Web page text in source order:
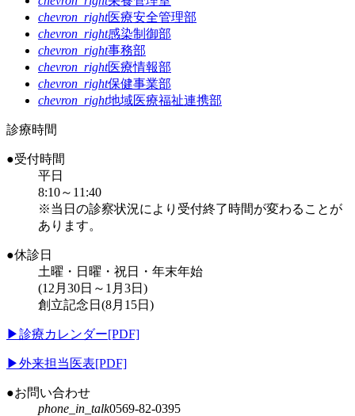
chevron_right医療安全管理部
chevron_right感染制御部
chevron_right事務部
chevron_right医療情報部
chevron_right保健事業部
chevron_right地域医療福祉連携部
診療時間
●受付時間
平日
8:10～11:40
※当日の診察状況により受付終了時間が変わることが
あります。
●休診日
土曜・日曜・祝日・年末年始
(12月30日～1月3日)
創立記念日(8月15日)
▶診療カレンダー[PDF]
▶外来担当医表[PDF]
●お問い合わせ
phone_in_talk0569-82-0395